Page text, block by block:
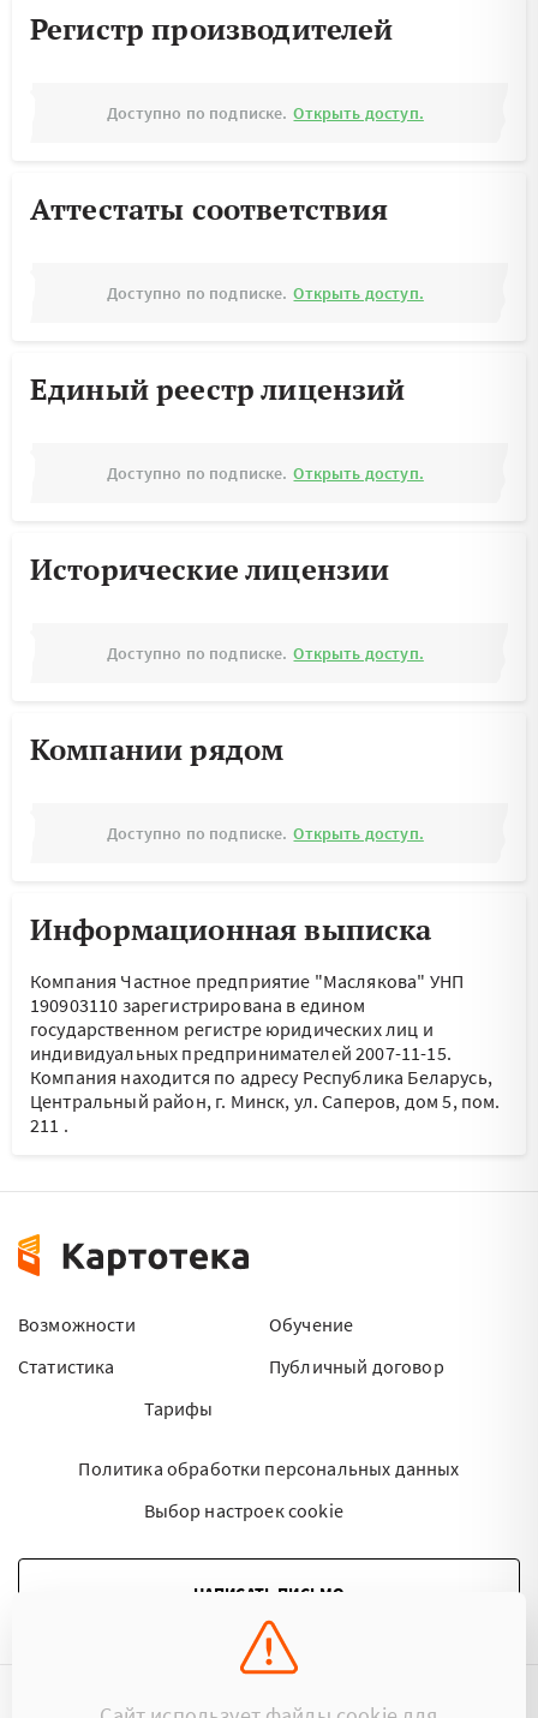
Регистр производителей
Доступно по подписке. Открыть доступ.
Аттестаты соответствия
Доступно по подписке. Открыть доступ.
Единый реестр лицензий
Доступно по подписке. Открыть доступ.
Исторические лицензии
Доступно по подписке. Открыть доступ.
Компании рядом
Доступно по подписке. Открыть доступ.
Информационная выписка
Компания Частное предприятие "Маслякова" УНП
190903110 зарегистрирована в едином
государственном регистре юридических лиц и
индивидуальных предпринимателей 2007-11-15.
Компания находится по адресу Республика Беларусь,
Центральный район, г. Минск, ул. Саперов, дом 5, пом.
211 .
Возможности
Статистика
Тарифы
Обучение
Публичный договор
Политика обработки персональных данных
Выбор настроек cookie
НАПИСАТЬ ПИСЬМО
©2015 - 2026 Kartoteka.by Все права защищены.